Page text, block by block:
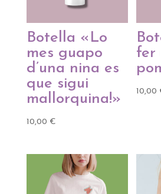
Botella «Lo
mes guapo
d’una nina es
que sigui
mallorquina!»
10,00 €
fer
10,00